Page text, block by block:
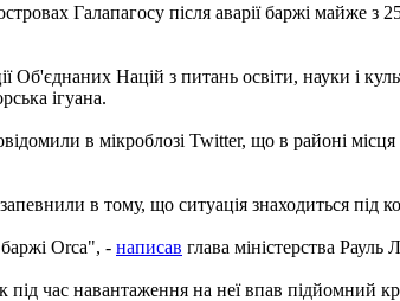
Галапагосу після аварії баржі майже
Об'єднаних Націй з питань освіти, науки і
ігуана.
в мікроблозі Twitter, що в районі
в тому, що ситуація знаходиться під
Orca", - написав глава міністерства Рауль
під час навантаження на неї впав